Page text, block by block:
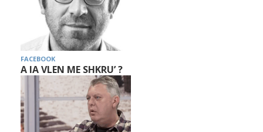
FACEBOOK
A IA VLEN ME SHKRU’ ?